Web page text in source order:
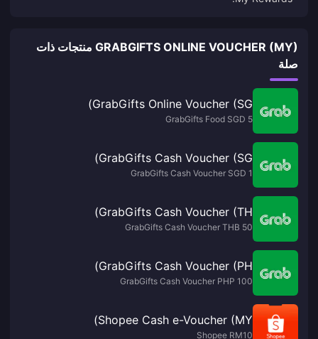
GRABGIFTS ONLINE VOUCHER (MY) منتجات ذات
صلة
GrabGifts Online Voucher (SG)
GrabGifts Food SGD 5
GrabGifts Cash Voucher (SG)
GrabGifts Cash Voucher SGD 1
GrabGifts Cash Voucher (TH)
GrabGifts Cash Voucher THB 50
GrabGifts Cash Voucher (PH)
GrabGifts Cash Voucher PHP 100
Shopee Cash e-Voucher (MY)
Shopee RM10